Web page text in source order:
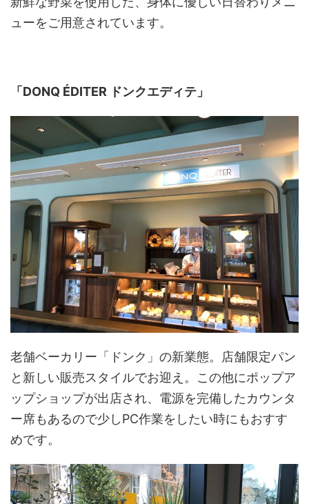
ューをご用意されています。
「DONQ ÉDITER ドンクエディテ」
老舗ベーカリー「ドンク」の新業態。店舗限定パン
と新しい販売スタイルでお迎え。この他にポップア
ップショップが出店され、電源を完備したカウンタ
ー席もあるので少しPC作業をしたい時にもおすす
めです。